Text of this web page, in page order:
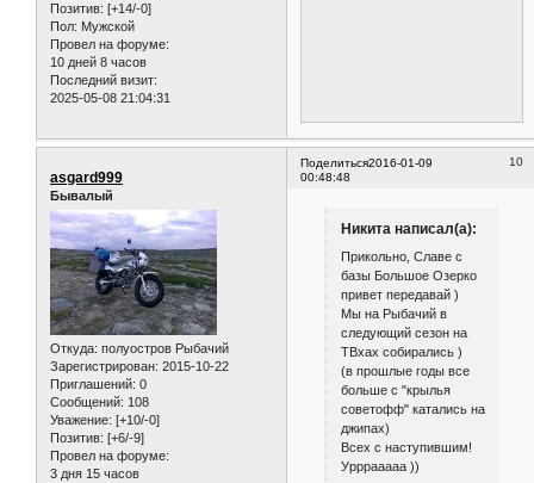
Позитив: [+14/-0]
Пол: Мужской
Провел на форуме:
10 дней 8 часов
Последний визит:
2025-05-08 21:04:31
Поделиться 10
2016-01-09
00:48:48
asgard999
Бывалый
Откуда: полуостров Рыбачий
Зарегистрирован: 2015-10-22
Приглашений: 0
Сообщений: 108
Уважение: [+10/-0]
Позитив: [+6/-9]
Провел на форуме:
3 дня 15 часов
Никита написал(а):
Прикольно, Славе с
базы Большое Озерко
привет передавай )
Мы на Рыбачий в
следующий сезон на
ТВхах собирались )
(в прошлые годы все
больше с "крылья
советофф" катались на
джипах)
Всех с наступившим!
Урррааааа ))